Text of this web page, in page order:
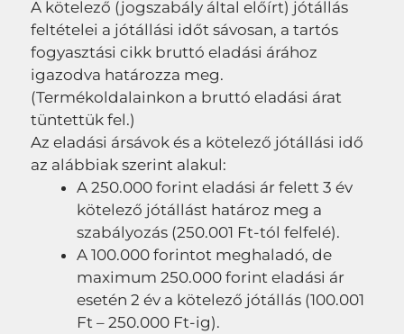
A kötelező (jogszabály által előírt) jótállás
feltételei a jótállási időt sávosan, a tartós
fogyasztási cikk bruttó eladási árához
igazodva határozza meg.
(Termékoldalainkon a bruttó eladási árat
tüntettük fel.)
Az eladási ársávok és a kötelező jótállási idő
az alábbiak szerint alakul:
A 250.000 forint eladási ár felett 3 év
kötelező jótállást határoz meg a
szabályozás (250.001 Ft-tól felfelé).
A 100.000 forintot meghaladó, de
maximum 250.000 forint eladási ár
esetén 2 év a kötelező jótállás (100.001
Ft – 250.000 Ft-ig).